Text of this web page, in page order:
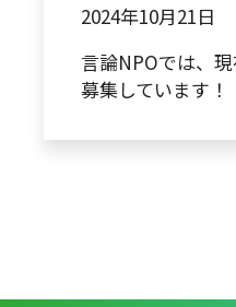
2024年10月21日
言論NPOでは、
募集しています！